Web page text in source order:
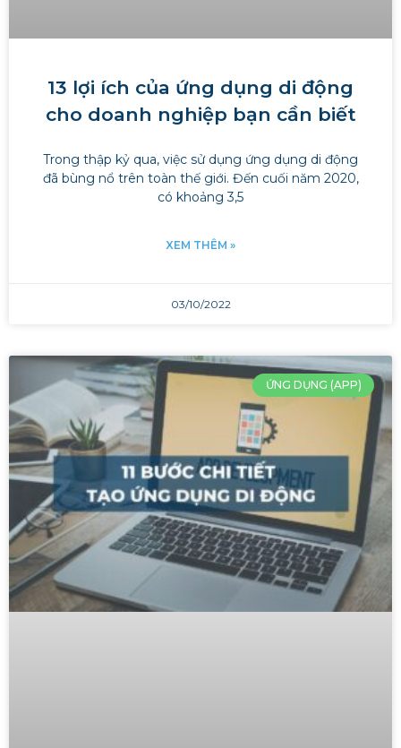
13 lợi ích của ứng dụng di động
cho doanh nghiệp bạn cần biết
Trong thập kỷ qua, việc sử dụng ứng dụng di động
đã bùng nổ trên toàn thế giới. Đến cuối năm 2020,
có khoảng 3,5
XEM THÊM »
03/10/2022
ỨNG DỤNG (APP)